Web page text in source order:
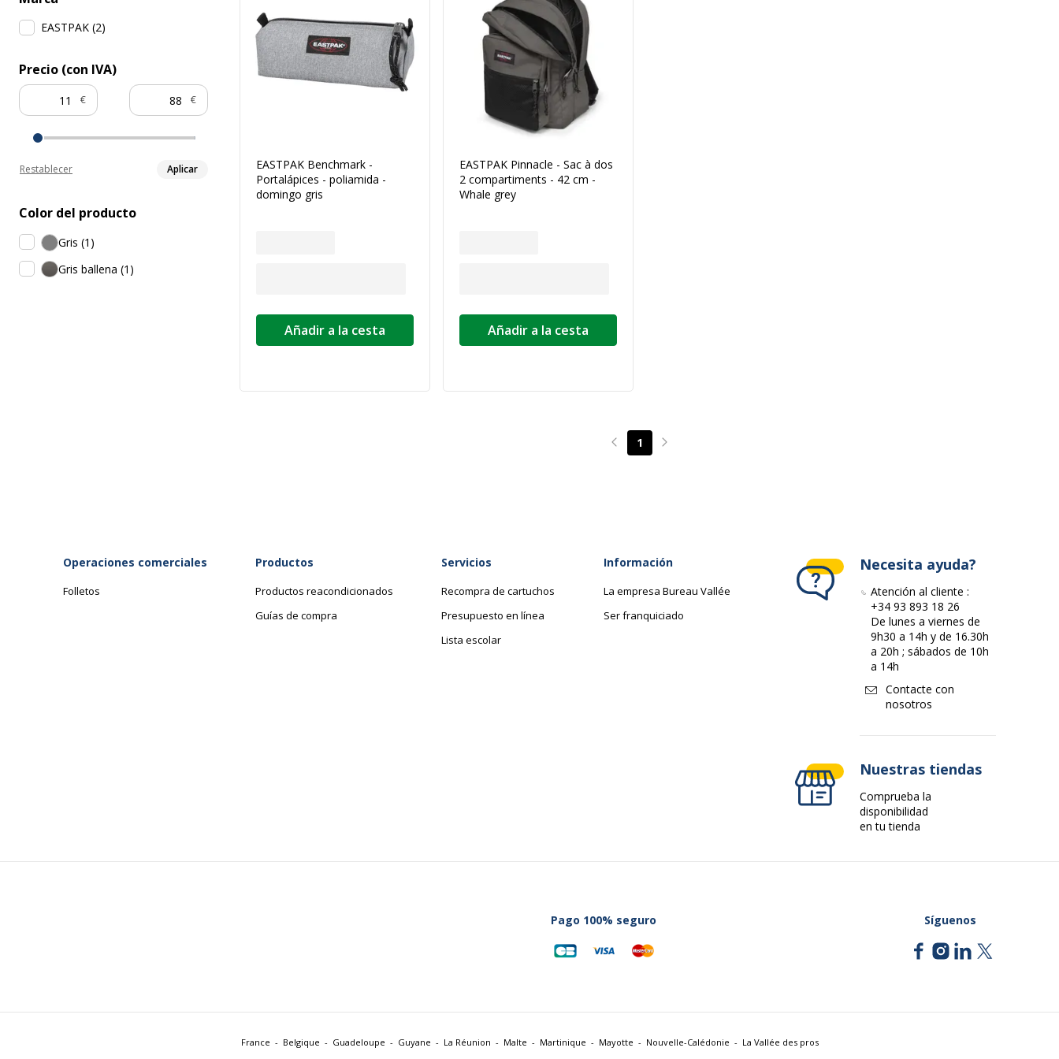
EASTPAK (2)
Precio (con IVA)
€ €
Restablecer Aplicar
Color del producto
Gris (1 )
Gris ballena (1 )
EASTPAK Benchmark -
Portalápices - poliamida -
domingo gris
Añadir a la cesta
EASTPAK Pinnacle - Sac à dos
2 compartiments - 42 cm -
Whale grey
Añadir a la cesta
Page précédente
1 Page suivante
Operaciones comerciales
Folletos
Productos
Productos reacondicionados
Guías de compra
Servicios
Recompra de cartuchos
Presupuesto en línea
Lista escolar
Información
La empresa Bureau Vallée
Ser franquiciado
Necesita ayuda?
Atención al cliente :
+34 93 893 18 26
De lunes a viernes de
9h30 a 14h y de 16.30h
a 20h ; sábados de 10h
a 14h
Contacte con
nosotros
Nuestras tiendas
Comprueba la
disponibilidad
en tu tienda
Pago 100% seguro Síguenos
France Belgique Guadeloupe Guyane La Réunion Malte Martinique Mayotte Nouvelle-Calédonie La Vallée des pros